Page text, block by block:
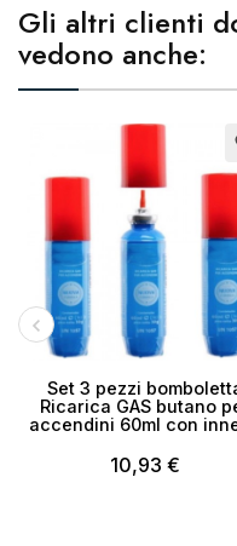
Gli altri clienti
vedono anche:
Set 3 pezzi
Ricarica GAS butano
accendini 60ml con
10,93 €